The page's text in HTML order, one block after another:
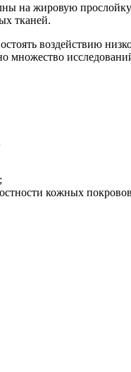
на жировую
тканей.
воздействию
кожных